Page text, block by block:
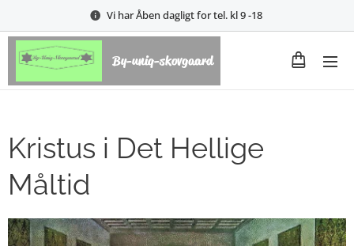
Vi har Åben dagligt for tel. kl 9 -18
By-uniq-skovgaard
Kristus i Det Hellige
Måltid